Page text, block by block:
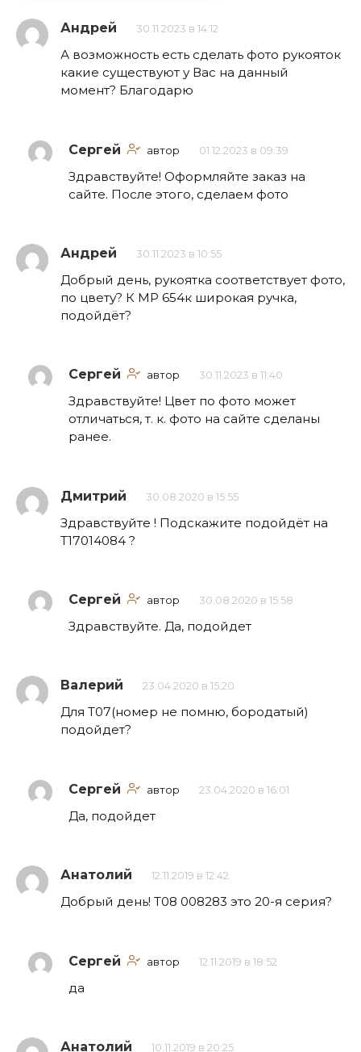
Андрей 30.11.2023 в 14:12
А возможность есть сделать фото рукояток
какие существуют у Вас на данный
момент? Благодарю
Сергей автор 01.12.2023 в 09:39
Здравствуйте! Оформляйте заказ на
сайте. После этого, сделаем фото
Андрей 30.11.2023 в 10:55
Добрый день, рукоятка соответствует фото,
по цвету? К МР 654к широкая ручка,
подойдёт?
Сергей автор 30.11.2023 в 11:40
Здравствуйте! Цвет по фото может
отличаться, т. к. фото на сайте сделаны
ранее.
Дмитрий 30.08.2020 в 15:55
Здравствуйте ! Подскажите подойдёт на
Т17014084 ?
Сергей автор 30.08.2020 в 15:58
Здравствуйте. Да, подойдет
Валерий 23.04.2020 в 15:20
Для Т07(номер не помню, бородатый)
подойдет?
Сергей автор 23.04.2020 в 16:01
Да, подойдет
Анатолий 12.11.2019 в 12:42
Добрый день! Т08 008283 это 20-я серия?
Сергей автор 12.11.2019 в 18:52
да
Анатолий 10.11.2019 в 20:25